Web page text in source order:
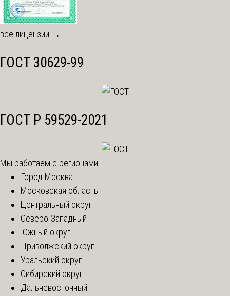
все лицензии →
ГОСТ 30629-99
ГОСТ Р 59529-2021
Мы работаем с регионами
Город Москва
Московская область
Центральный округ
Северо-Западный
Южный округ
Приволжский округ
Уральский округ
Сибирский округ
Дальневосточный